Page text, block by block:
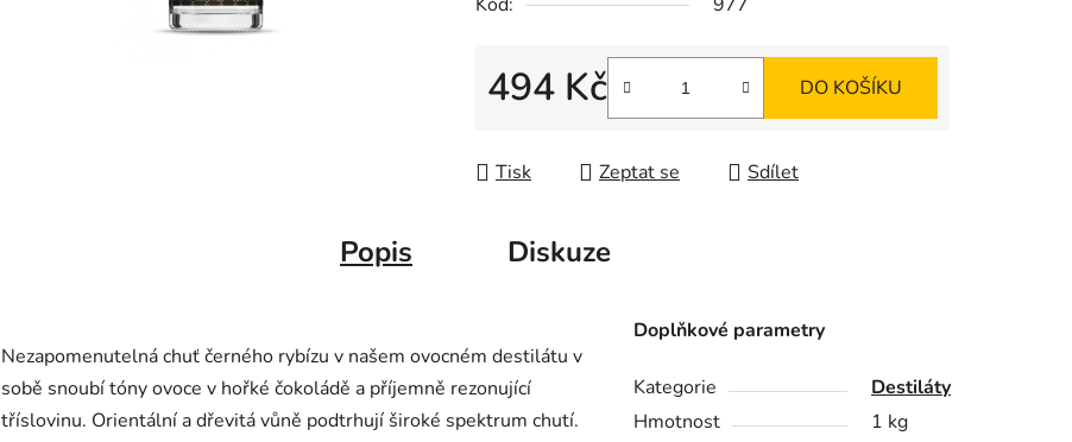
z
hvězdiček.
494 Kč DO KOŠÍKU
Tisk Zeptat se Sdílet
Popis Diskuze
Nezapomenutelná chuť černého rybízu v našem ovocném destilátu v
sobě snoubí tóny ovoce v hořké čokoládě a příjemně rezonující
tříslovinu. Orientální a dřevitá vůně podtrhují široké spektrum chutí.
Doplňkové parametry
Kategorie
Destiláty
Hmotnost
1 kg